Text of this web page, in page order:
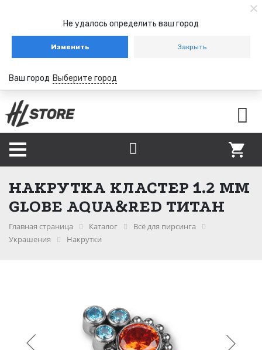
Не удалось определить ваш город
Изменить Закрыть
Ваш город Выберите город
НАКРУТКА КЛАСТЕР 1.2 ММ
GLOBE AQUA&RED ТИТАН
Главная страница Каталог
Всё для пирсинга
Украшения
Накрутки